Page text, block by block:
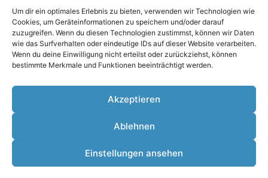
Um dir ein optimales Erlebnis zu bieten, verwenden wir Technologien wie
Cookies, um Geräteinformationen zu speichern und/oder darauf
zuzugreifen. Wenn du diesen Technologien zustimmst, können wir Daten
wie das Surfverhalten oder eindeutige IDs auf dieser Website verarbeiten.
Wenn du deine Einwilligung nicht erteilst oder zurückziehst, können
bestimmte Merkmale und Funktionen beeinträchtigt werden.
Akzeptieren
Ablehnen
Einstellungen ansehen
bekannt als Wunschkisten – wird jeder
Kindergeburtstag stressfrei und
unvergesslich. In unserem Spiel- und
Schreibwarenladen in Münster Hiltrup
bieten wir eine einfache Lösung, damit das
bekommt, die es sich wünscht.
oder besondere Anlässe: Unsere
Wünsche, glückliche Kinder und